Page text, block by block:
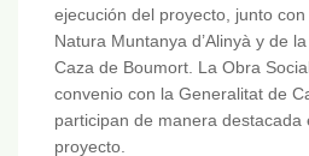
ejecución del proyecto, junto
Natura Muntanya d’Alinyà y de
Caza de Boumort. La Obra
convenio con la Generalitat de
participan de manera destacada
proyecto.